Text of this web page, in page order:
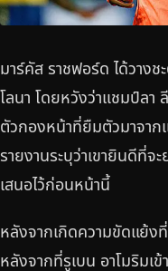
มาร์คัส ราชฟอร์ด ได้วางช
โลนา โดยหวังว่าแชมป์ล
ตัวกองหน้าที่ยืมตัวมาจาก
รายงานระบุว่าเขายินดีที่จ
เสนอไว้ก่อนหน้านี้
หลังจากเกิดความขัดแย้ง
หลังจากที่รูเบน อาโมริมเ